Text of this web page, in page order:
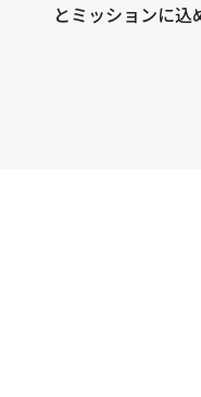
とミッションに込